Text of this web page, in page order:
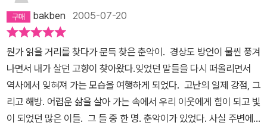
bakben 2005-07-20
뭔가 읽을 거리를 찾다가 문득 찾은 춘악이. 경상도 방언이 물씬 풍겨
나면서 내가 살던 고향이 찾아왔다.잊었던 말들을 다시 떠올리면서
역사에서 잊혀져 가는 모습을 여행하게 되었다. 고난의 일제 강점, 그
리고 해방. 어렵운 삶을 살아 가는 속에서 우리 이웃에게 힘이 되고 빛
이 되었던 많은 이들. 그 들 중 한 명. 춘악이가 있었다. 사실 주변에